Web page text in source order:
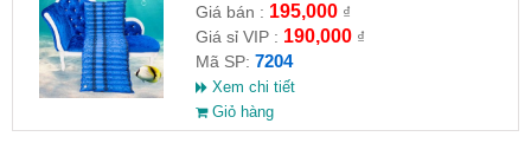
Giá bán : 195,000₫
Giá sỉ VIP : 190,000₫
Mã SP: 7204
Xem chi tiết
Giỏ hàng